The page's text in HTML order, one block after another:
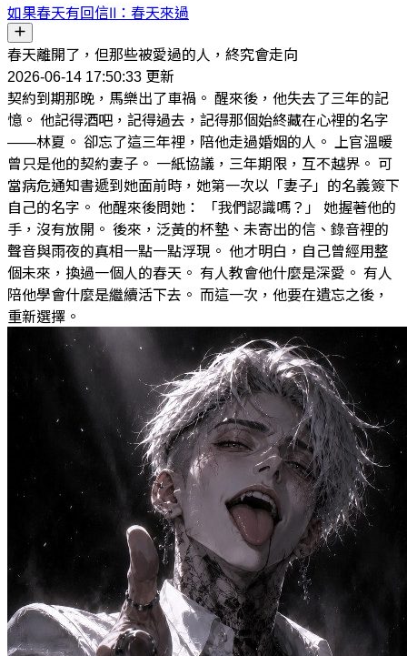
如果春天有回信Ⅱ：春天來過
春天離開了，但那些被愛過的人，終究會走向
2026-06-14 17:50:33 更新
契約到期那晚，馬樂出了車禍。 醒來後，他失去了三年的記
憶。 他記得酒吧，記得過去，記得那個始終藏在心裡的名字
——林夏。 卻忘了這三年裡，陪他走過婚姻的人。 上官溫暖
曾只是他的契約妻子。 一紙協議，三年期限，互不越界。 可
當病危通知書遞到她面前時，她第一次以「妻子」的名義簽下
自己的名字。 他醒來後問她： 「我們認識嗎？」 她握著他的
手，沒有放開。 後來，泛黃的杯墊、未寄出的信、錄音裡的
聲音與雨夜的真相一點一點浮現。 他才明白，自己曾經用整
個未來，換過一個人的春天。 有人教會他什麼是深愛。 有人
陪他學會什麼是繼續活下去。 而這一次，他要在遺忘之後，
重新選擇。